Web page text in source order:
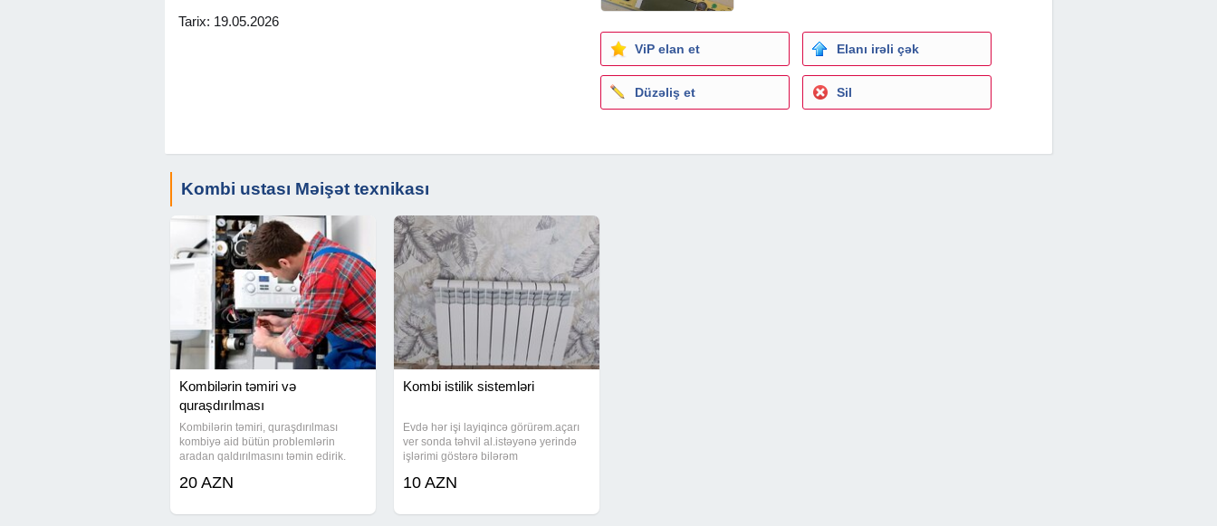
Tarix: 19.05.2026
ViP elan et Elanı irəli çək
Düzəliş et Sil
Kombi ustası Məişət texnikası
Kombilərin təmiri və
quraşdırılması
Kombilərin təmiri, quraşdırılması
kombiyə aid bütün problemlərin
aradan qaldırılmasını təmin edirik.
Kombi. Temiri #kombiustasi
#kombitemiri #kombiservisi
20 AZN
Kombi istilik sistemləri
Evdə hər işi layiqincə görürəm.açarı
ver sonda təhvil al.istəyənə yerində
işlərimi göstərə bilərəm
10 AZN